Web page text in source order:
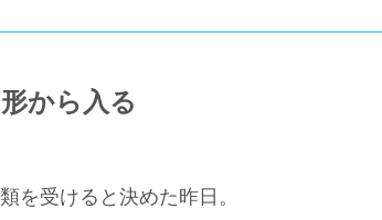
から入る
を受けると決めた昨日。